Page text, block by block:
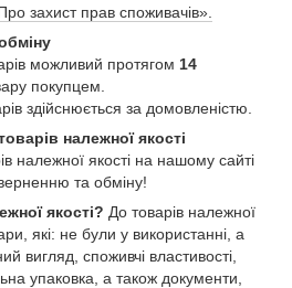
захист прав споживачів».
можливий протягом 14
покупцем.
здійснюється за домовленістю.
належної якості
належної якості на нашому сайті
та обміну!
якості? До товарів належної
які: не були у використанні, а
вигляд, споживчі властивості,
упаковка, а також документи,